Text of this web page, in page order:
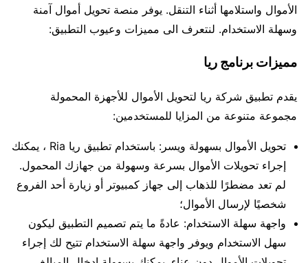
الأموال واستلامها أثناء التنقل. يوفر منصة تحويل أموال آمنة
وسهلة الاستخدام. لنتعرف الى مميزات وعيوب التطبيق:
مميزات برنامج ريا
يقدم تطبيق شركة ريا لتحويل الأموال للأجهزة المحمولة
مجموعة متنوعة من المزايا للمستخدمين:
تحويل الأموال بسهولة ويسر: باستخدام تطبيق ريا Ria ، يمكنك
إجراء تحويلات الأموال بسرعة وسهولة من جهازك المحمول.
لم تعد مضطرًا للذهاب إلى جهاز كمبيوتر أو زيارة أحد الفروع
شخصيًا لإرسال الأموال؛
واجهة سهلة الاستخدام: عادةً ما يتم تصميم التطبيق ليكون
سهل الاستخدام ويوفر واجهة سهلة الاستخدام تتيح لك إجراء